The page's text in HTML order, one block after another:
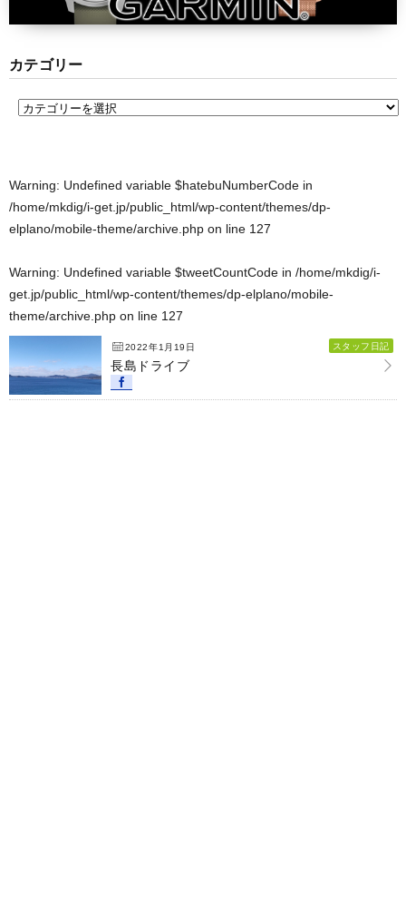
カテゴリー
Warning: Undefined variable $hatebuNumberCode in
/home/mkdig/i-get.jp/public_html/wp-content/themes/dp-
elplano/mobile-theme/archive.php on line 127
Warning: Undefined variable $tweetCountCode in /home/mkdig/i-
get.jp/public_html/wp-content/themes/dp-elplano/mobile-
theme/archive.php on line 127
2022年1月19日 スタッフ日記
長島ドライブ